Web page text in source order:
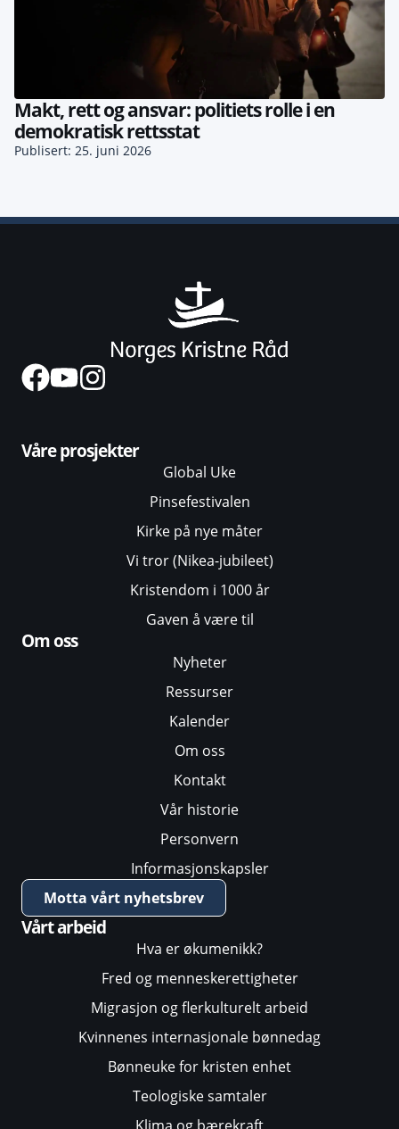
Makt, rett og ansvar: politiets rolle i en
demokratisk rettsstat
Publisert: 25. juni 2026
Våre prosjekter
Global Uke
Pinsefestivalen
Kirke på nye måter
Vi tror (Nikea-jubileet)
Kristendom i 1000 år
Gaven å være til
Om oss
Nyheter
Ressurser
Kalender
Om oss
Kontakt
Vår historie
Personvern
Informasjonskapsler
Motta vårt nyhetsbrev
Vårt arbeid
Hva er økumenikk?
Fred og menneskerettigheter
Migrasjon og flerkulturelt arbeid
Kvinnenes internasjonale bønnedag
Bønneuke for kristen enhet
Teologiske samtaler
Klima og bærekraft